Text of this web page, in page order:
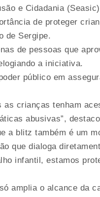
e Cidadania
de proteger
de Sergipe.
de pessoas que
a iniciativa.
público em
crianças tenham
abusivas”,
a blitz também é um
que dialoga
infantil, estamos
amplia o alcance da